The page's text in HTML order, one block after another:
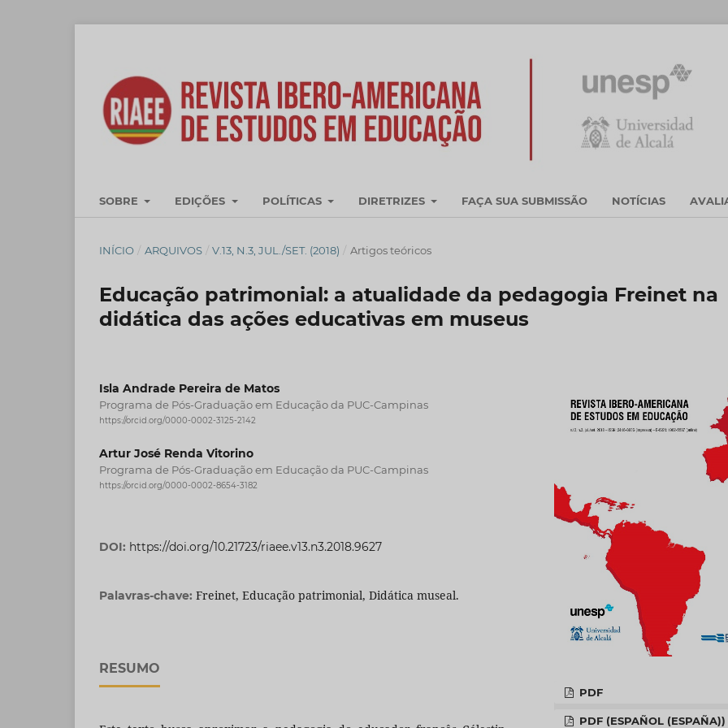
SOBRE EDIÇÕES POLÍTICAS DIRETRIZES FAÇA SUA SUBMISSÃO NOTÍCIAS
INÍCIO / ARQUIVOS / V.13, N.3, JUL./SET. (2018) / Artigos teóricos
Educação patrimonial: a atualidade da pedagogia Freinet na
didática das ações educativas em museus
Isla Andrade Pereira de Matos
Programa de Pós-Graduação em Educação da PUC-Campinas
https://orcid.org/0000-0002-3125-2142
Artur José Renda Vitorino
Programa de Pós-Graduação em Educação da PUC-Campinas
https://orcid.org/0000-0002-8654-3182
DOI: https://doi.org/10.21723/riaee.v13.n3.2018.9627
Palavras-chave: Freinet, Educação patrimonial, Didática museal.
RESUMO
PDF
PDF (ESPAÑOL (ESPAÑA))